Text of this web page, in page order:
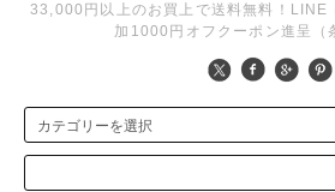
33,000円以上のお買上で送料無料！
加1000円オフクーポン進呈（